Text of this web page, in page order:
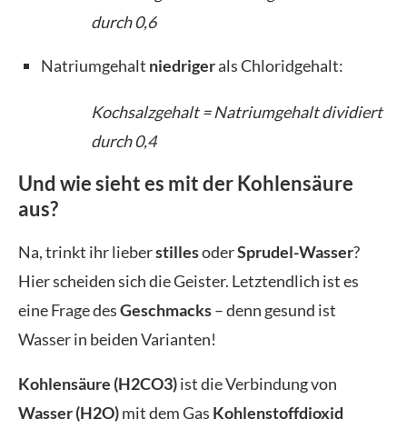
durch 0,6
Natriumgehalt niedrigerals Chloridgehalt:
Kochsalzgehalt = Natriumgehalt dividiert
durch 0,4
Und wie sieht es mit der Kohlensäure
aus?
Na, trinkt ihr lieberstillesoderSprudel-Wasser?
Hier scheiden sich die Geister. Letztendlich ist es
eine Frage desGeschmacks– denn gesund ist
Wasser in beiden Varianten!
Kohlensäure (H2CO3)ist die Verbindung von
Wasser (H2O)mit dem Gas Kohlenstoffdioxid